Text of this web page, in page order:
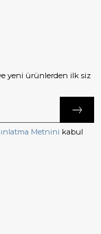
yeni ürünlerden ilk siz
Metnini kabul